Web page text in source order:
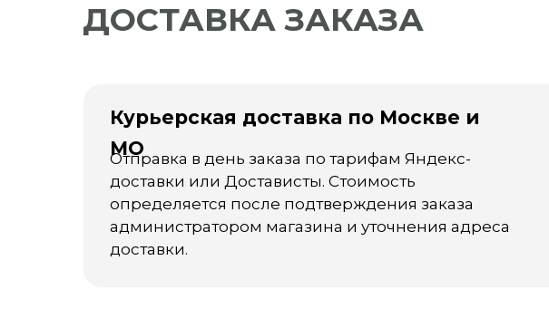
ДОСТАВКА ЗАКАЗА
Отправка в день заказа по тарифам Яндекс-
доставки или Достависты. Стоимость
определяется после подтверждения заказа
администратором магазина и уточнения адреса
доставки.
Курьерская доставка по Москве и
МО